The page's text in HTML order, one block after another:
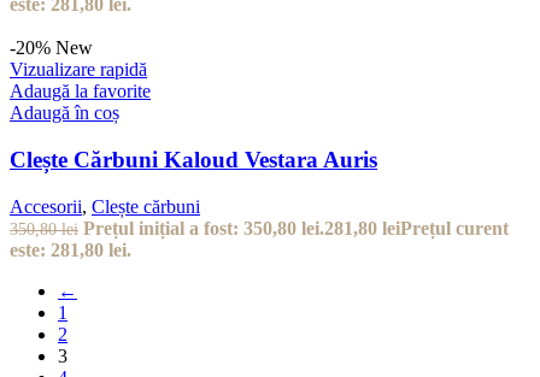
este: 281,80 lei.
-20% New
Vizualizare rapidă
Adaugă la favorite
Adaugă în coș
Clește Cărbuni Kaloud Vestara Auris
Accesorii, Clește cărbuni
350,80lei Prețul inițial a fost: 350,80 lei.281,80 leiPrețul curent
este: 281,80 lei.
←
1
2
3